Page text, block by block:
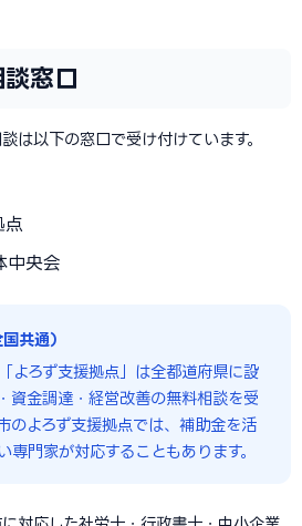
窓口
は以下の窓口で受け付けています。
点
中央会
共通）
よろず支援拠点」は全都道府県に設
資金調達・経営改善の無料相談を受
のよろず支援拠点では、補助金を活
専門家が対応することもあります。